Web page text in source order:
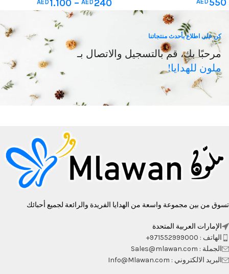
AED 240
–
AED 1.100
كن على اطلاع بأحدث منتجاتنا
مرحبًا بك، قم بالتسجيل والاتصال بـ
ملون للهدايا!
تسوق من بين مجموعة واسعة من الهدايا الفريدة والرائعة لجميع أحبائك
الإمارات العربية المتحدة
الهاتف : 971552999000+
الجملة : Sales@mlawan.com
البريد الالكتروني : Info@Mlawan.com